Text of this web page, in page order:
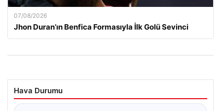
07/08/2026
Jhon Duran’ın Benfica Formasıyla İlk Golü Sevinci
Hava Durumu